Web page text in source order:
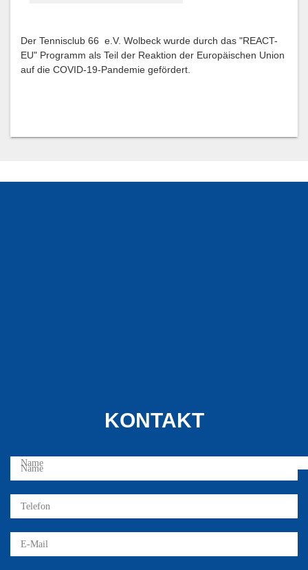
Der Tennisclub 66 e.V. Wolbeck wurde durch das "REACT-
EU" Programm als Teil der Reaktion der Europäischen Union
auf die COVID-19-Pandemie gefördert.
KONTAKT